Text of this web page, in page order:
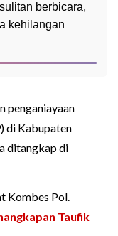
berbicara,
kehilangan
penganiayaan
di Kabupaten
ditangkap di
Kombes Pol.
Taufik